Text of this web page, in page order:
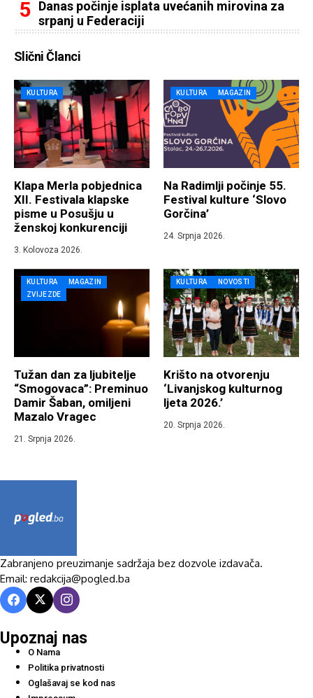
Danas počinje isplata uvećanih mirovina za
srpanj u Federaciji
Slični Članci
KULTURA
Klapa Merla pobjednica
XII. Festivala klapske
pisme u Posušju u
ženskoj konkurenciji
3. Kolovoza 2026.
KULTURA MAGAZIN
Na Radimlji počinje 55.
Festival kulture ‘Slovo
Gorčina’
24. Srpnja 2026.
KULTURA
MAGAZIN
ZVIJEZDE
Tužan dan za ljubitelje
“Smogovaca”: Preminuo
Damir Šaban, omiljeni
Mazalo Vragec
21. Srpnja 2026.
KULTURA NOVOSTI
Krišto na otvorenju
‘Livanjskog kulturnog
ljeta 2026.’
20. Srpnja 2026.
Zabranjeno preuzimanje sadržaja bez dozvole izdavača.
Email: redakcija@pogled.ba
Upoznaj nas
O Nama
Politika privatnosti
Oglašavaj se kod nas